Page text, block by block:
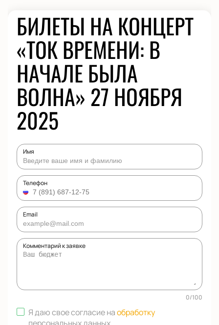
БИЛЕТЫ НА КОНЦЕРТ
«ТОК ВРЕМЕНИ: В
НАЧАЛЕ БЫЛА
ВОЛНА» 27 НОЯБРЯ
2025
Имя
Телефон
Email
Комментарий к заявке
0/100
Я даю свое согласие наобработку